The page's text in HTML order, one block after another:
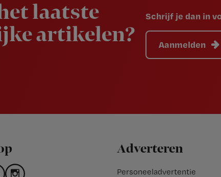
laatste
artikelen?
Schrijf je dan in
Aanmelden
Adverteren
Personeeladvertentie